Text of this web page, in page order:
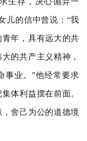
儿的信中曾说：“我
年，具有远大的共
的共产主义精神，
事业。”他经常要求
体利益摆在前面。
舍己为公的道德境